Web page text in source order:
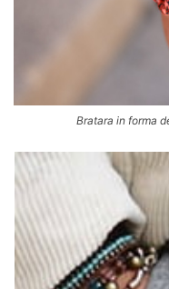
Bratara in forma